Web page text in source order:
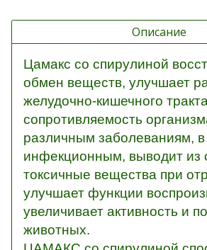
Описание
Цамакс со спирулиной
обмен веществ, улучшает
желудочно-кишечного
сопротивляемость
различным заболеваниям, в
инфекционным, выводит из
токсичные вещества при
улучшает функции
увеличивает активность и
животных.